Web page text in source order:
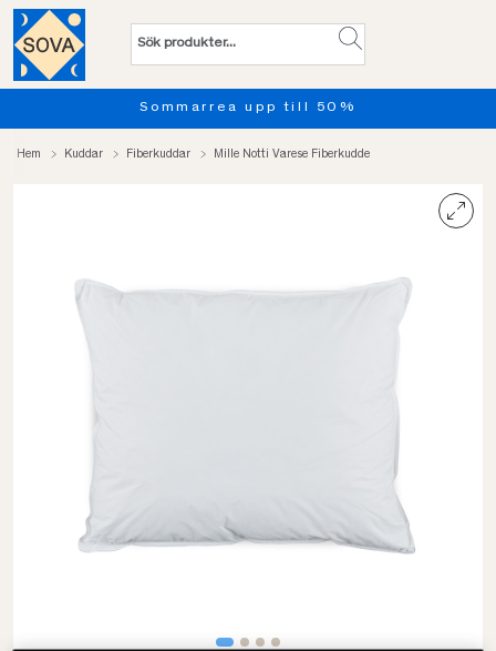
upp till 50%
Hem Kuddar Fiberkuddar Mille Notti Varese Fiberkudde